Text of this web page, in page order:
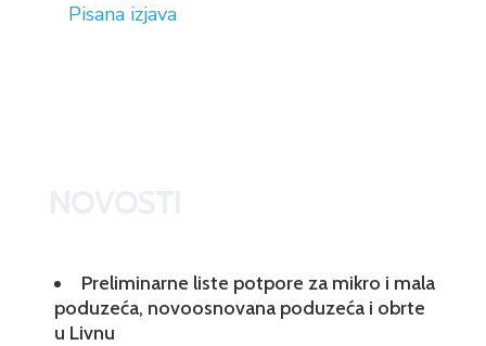
Pisana izjava
Preliminarne liste potpore za mikro i mala
poduzeća, novoosnovana poduzeća i obrte
u Livnu